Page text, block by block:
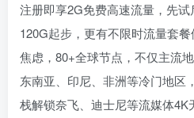
注册即享2G免费高速流量，先
120G起步，更有不限时流量套
焦虑，80+全球节点，不仅主流
东南亚、印尼、非洲等冷门地区
栈解锁奈飞、迪士尼等流媒体